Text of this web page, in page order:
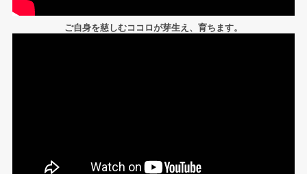
ご自身を慈しむココロが芽生え、育ちます。